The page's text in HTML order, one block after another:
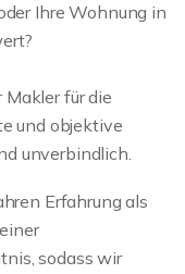
Ihre Wohnung in
für die
und objektive
unverbindlich.
Erfahrung als
sodass wir